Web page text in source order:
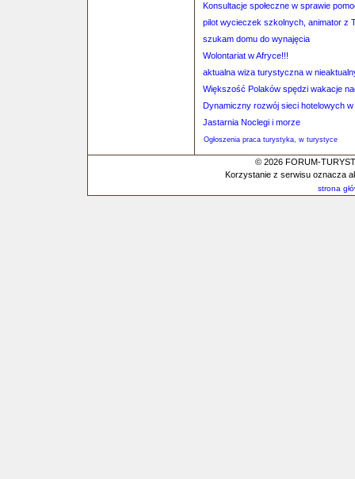
Konsultacje społeczne w sprawie
pilot wycieczek szkolnych, animator z
szukam domu do wynajęcia
Wolontariat w Afryce!!!
aktualna wiza turystyczna w
Większość Polaków spędzi wakacje
Dynamiczny rozwój sieci hotelowych
Jastarnia Noclegi i morze
Ogłoszenia praca turystyka, w turystyce
© 2026 FORUM-
Korzystanie z serwisu oznacza
strona